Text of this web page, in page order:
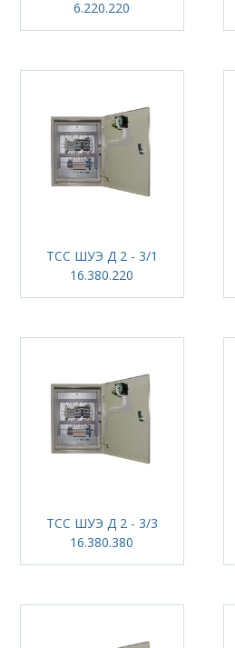
6.220.220
ТСС ШУЭ Д 2 - 3/1
16.380.220
ТСС ШУЭ Д 2 - 3/3
16.380.380